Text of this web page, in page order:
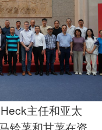
主任和亚太